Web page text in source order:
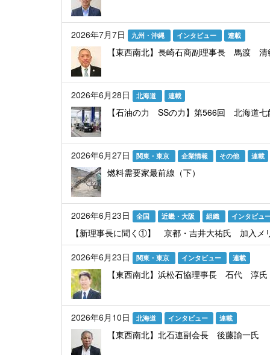
2026年7月7日 九州・沖縄 インタビュー 連載
【東西南北】長崎石商副理事長 馬渡 清
2026年6月28日 北海道 連載
【石油の力 SSの力】第566回 北海道
2026年6月27日 関東・東京 企業情報 その他 連載
燃料需要家最前線（下）
2026年6月23日 全国 近畿・大阪 組織 インタビュ
【新理事長に聞く①】 京都・吉井大祐氏 加入メ
2026年6月23日
関東・東京 インタビュー 連載
【東西南北】浜松石協理事長 石代 淳氏
2026年6月10日 北海道 インタビュー 連載
【東西南北】北石連副会長 後藤諭一氏